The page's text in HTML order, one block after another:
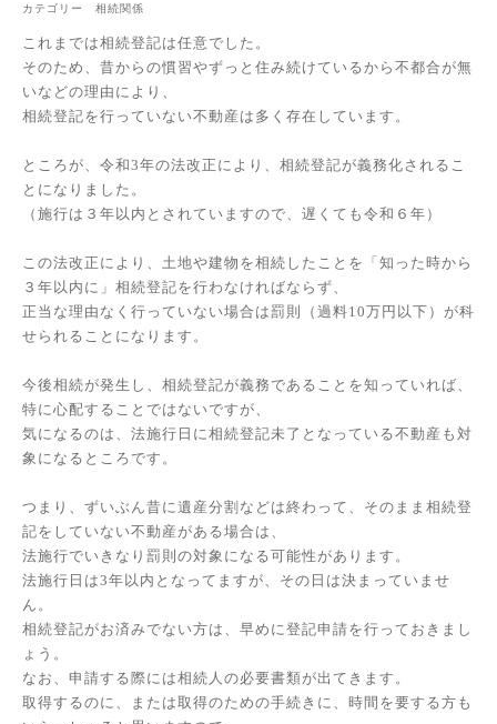
カテゴリー 相続関係
これまでは相続登記は任意でした。
そのため、昔からの慣習やずっと住み続けているから不都合が無
いなどの理由により、
相続登記を行っていない不動産は多く存在しています。
ところが、令和3年の法改正により、相続登記が義務化されるこ
とになりました。
（施行は３年以内とされていますので、遅くても令和６年）
この法改正により、土地や建物を相続したことを「知った時から
３年以内に」相続登記を行わなければならず、
正当な理由なく行っていない場合は罰則（過料10万円以下）が科
せられることになります。
今後相続が発生し、相続登記が義務であることを知っていれば、
特に心配することではないですが、
気になるのは、法施行日に相続登記未了となっている不動産も対
象になるところです。
つまり、ずいぶん昔に遺産分割などは終わって、そのまま相続登
記をしていない不動産がある場合は、
法施行でいきなり罰則の対象になる可能性があります。
法施行日は3年以内となってますが、その日は決まっていませ
ん。
相続登記がお済みでない方は、早めに登記申請を行っておきまし
ょう。
なお、申請する際には相続人の必要書類が出てきます。
取得するのに、または取得のための手続きに、時間を要する方も